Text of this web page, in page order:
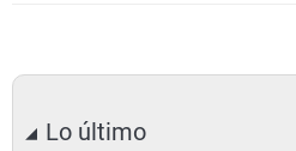
Lo último